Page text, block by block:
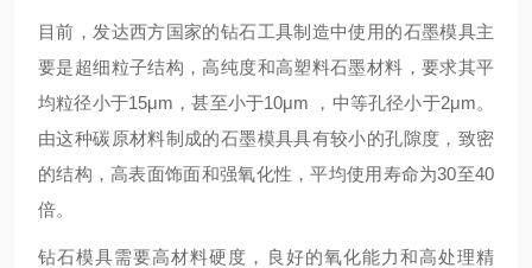
目前，发达西方国家的钻石工具制造中使用的石墨模具主
要是超细粒子结构，高纯度和高塑料石墨材料，要求其平
均粒径小于15μm，甚至小于10μm ，中等孔径小于2μm。
由这种碳原材料制成的石墨模具具有较小的孔隙度，致密
的结构，高表面饰面和强氧化性，平均使用寿命为30至40
倍。
钻石模具需要高材料硬度，良好的氧化能力和高处理精